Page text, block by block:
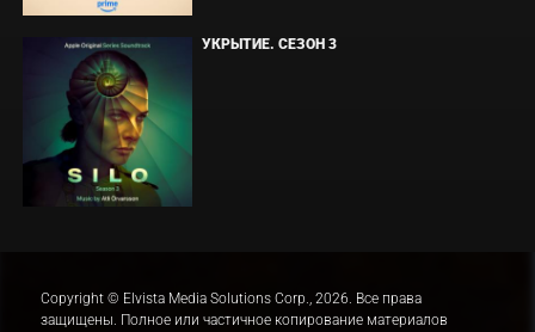
УКРЫТИЕ. СЕЗОН 3
Copyright © Elvista Media Solutions Corp., 2026. Все права
защищены. Полное или частичное копирование материалов